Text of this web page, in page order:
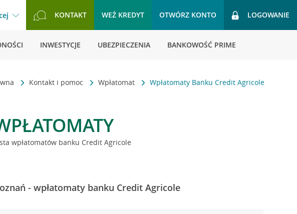
KONTAKT WEŹ KREDYT OTWÓRZ KONTO LOGOWANIE
INWESTYCJE UBEZPIECZENIA BANKOWOŚĆ PRIME
Kontakt i pomoc Wpłatomat Wpłatomaty Banku Credit Agricole
wpłatomatów banku Credit Agricole
- wpłatomaty banku Credit Agricole